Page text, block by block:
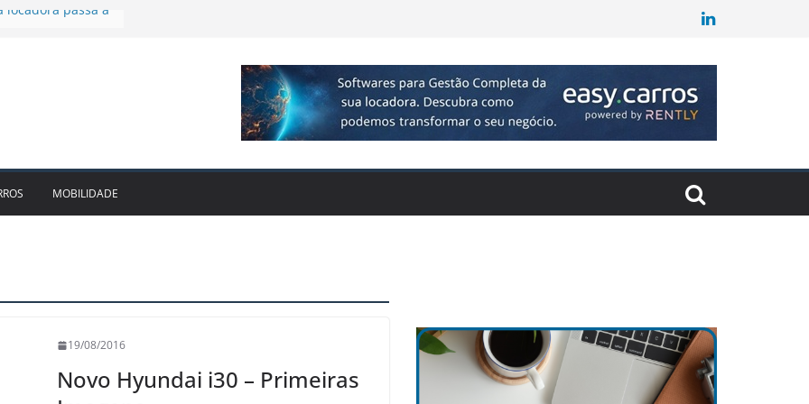
presença no
no 2T26 e
parceria para
MOBILIDADE
19/08/2016
Novo Hyundai i30 – Primeiras